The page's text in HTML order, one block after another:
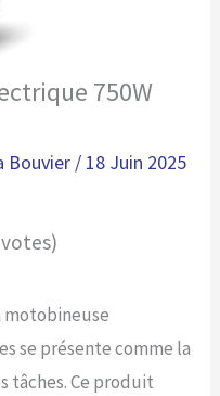
750W
Bouvier / 18 Juin 2025
motobineuse
se présente comme la
tâches. Ce produit